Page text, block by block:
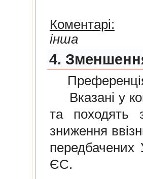
Коментарі:
інша
4.
Вказані у
та походять
зниження
передбачених
ЄС.